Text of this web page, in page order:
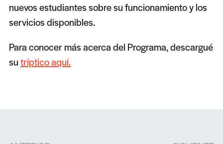
nuevos estudiantes sobre su funcionamiento y los
servicios disponibles.
Para conocer más acerca del Programa, descargué
sutríptico aquí.